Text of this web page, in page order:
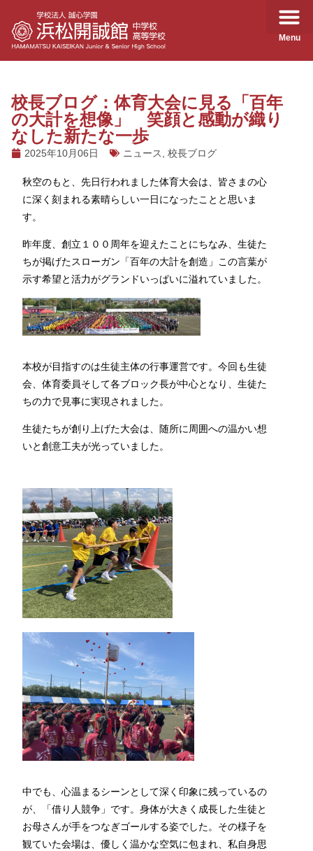
Menu
校長ブログ：体育大会に見る「百年
の大計を想像」 笑顔と感動が織り
なした新たな一歩
2025年10月06日 ニュース 校長ブログ
秋空のもと、先日行われました体育大会は、皆さまの心
に深く刻まれる素晴らしい一日になったことと思いま
す。
昨年度、創立１００周年を迎えたことにちなみ、生徒た
ちが掲げたスローガン「百年の大計を創造」この言葉が
示す希望と活力がグランドいっぱいに溢れていました。
本校が目指すのは生徒主体の行事運営です。今回も生徒
会、体育委員そして各ブロック長が中心となり、生徒た
ちの力で見事に実現されました。
生徒たちが創り上げた大会は、随所に周囲への温かい想
いと創意工夫が光っていました。
中でも、心温まるシーンとして深く印象に残っているの
が、「借り人競争」です。身体が大きく成長した生徒と
お母さんが手をつなぎゴールする姿でした。その様子を
観ていた会場は、優しく温かな空気に包まれ、私自身思